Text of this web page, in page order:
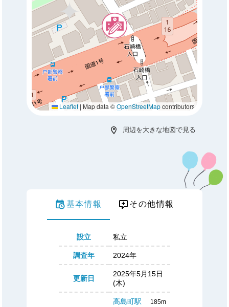
Leaflet | Map data ©OpenStreetMapcontributors
周辺を大きな地図で見る
基本情報 その他情報
設立 私立
調査年 2024年
更新日
2025年5月15日
(木)
高島町駅 185m